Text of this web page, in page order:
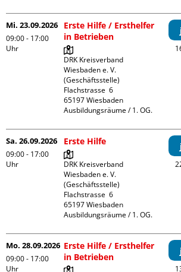
Mi. 23.09.2026
09:00 - 17:00
Uhr
Erste Hilfe / Ersthelfer
in Betrieben
DRK Kreisverband
Wiesbaden e. V.
(Geschäftsstelle)
Flachstrasse  6
65197 Wiesbaden
Ausbildungsräume / 1. OG.
Sa. 26.09.2026
09:00 - 17:00
Uhr
Erste Hilfe
DRK Kreisverband
Wiesbaden e. V.
(Geschäftsstelle)
Flachstrasse  6
65197 Wiesbaden
Ausbildungsräume / 1. OG.
Mo. 28.09.2026
09:00 - 17:00
Uhr
Erste Hilfe / Ersthelfer
in Betrieben